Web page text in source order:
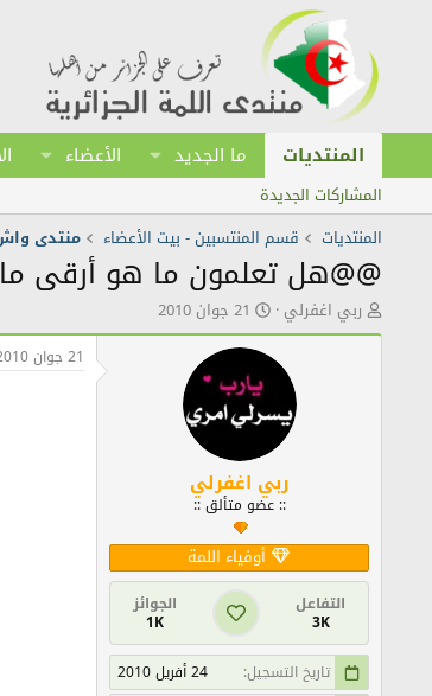
المنتديات ما الجديد الأعضاء
المشاركات الجديدة
المنتديات
قسم المنتسبين - بيت الأعضاء منتدى
@@هل تعلمون ما هو أرقى ما
ك
ا
ربي اغفرلي ت
ا
ر
ي
خ
ا
ن
ش
ر
21 جوان 2010
ربي اغفرلي
:: عضو متألق ::
أوفياء اللمة
التفاعل
3K
الجوائز
1K
تاريخ التسجيل
24 أفريل 2010
21 جوان 2010